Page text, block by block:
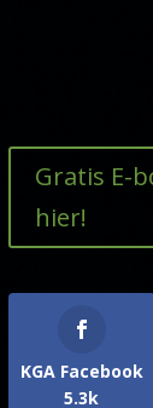
Gratis E-
hier!
KGA Facebook
5.3k